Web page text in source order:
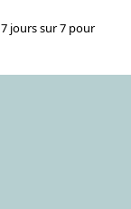
jours sur 7 pour